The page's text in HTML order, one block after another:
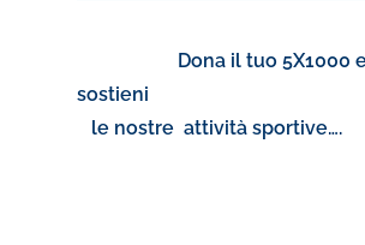
Dona il tuo 5X1000
le nostre attività sportive….